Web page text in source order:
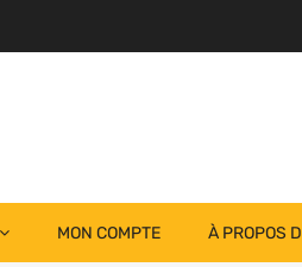
MON COMPTE À PROPOS